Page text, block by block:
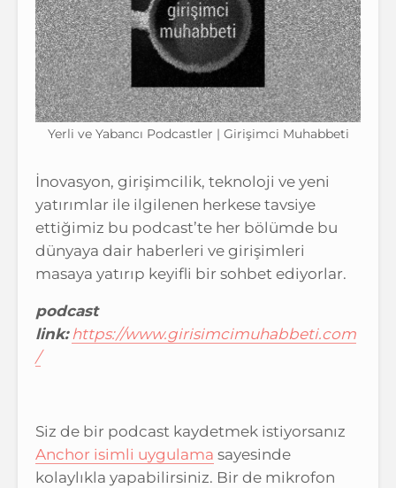
Yerli ve Yabancı Podcastler | Girişimci Muhabbeti
İnovasyon, girişimcilik, teknoloji ve yeni
yatırımlar ile ilgilenen herkese tavsiye
ettiğimiz bu podcast’te her bölümde bu
dünyaya dair haberleri ve girişimleri
masaya yatırıp keyifli bir sohbet ediyorlar.
podcast
link: https://www.girisimcimuhabbeti.com
/
Siz de bir podcast kaydetmek istiyorsanız
Anchor isimli uygulama sayesinde
kolaylıkla yapabilirsiniz. Bir de mikrofon